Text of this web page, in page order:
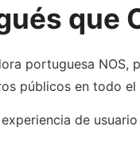
que
portuguesa
públicos en todo el
de